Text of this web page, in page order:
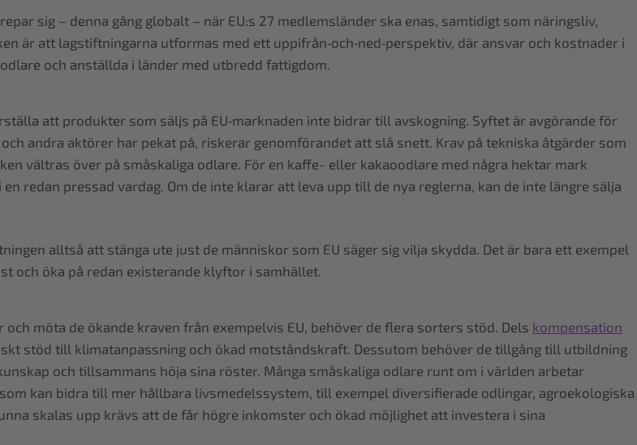
sig – denna gång globalt – när EU:s 27 medlemsländer ska enas, samtidigt som näringsliv,
är att lagstiftningarna utformas med ett uppifrån‑och‑ned‑perspektiv, där ansvar och kostnader i
och anställda i länder med utbredd fattigdom.
att produkter som säljs på EU‑marknaden inte bidrar till avskogning. Syftet är avgörande för
andra aktörer har pekat på, riskerar genomförandet att slå snett. Krav på tekniska åtgärder som
vältras över på småskaliga odlare. För en kaffe- eller kakaoodlare med några hektar mark
redan pressad vardag. Om de inte klarar att leva upp till de nya reglerna, kan de inte längre sälja
alltså att stänga ute just de människor som EU säger sig vilja skydda. Det är bara ett exempel
och öka på redan existerande klyftor i samhället.
möta de ökande kraven från exempelvis EU, behöver de flera sorters stöd. Dels kompensation
stöd till klimatanpassning och ökad motståndskraft. Dessutom behöver de tillgång till utbildning
och tillsammans höja sina röster. Många småskaliga odlare runt om i världen arbetar
kan bidra till mer hållbara livsmedelssystem, till exempel diversifierade odlingar, agroekologiska
skalas upp krävs att de får högre inkomster och ökad möjlighet att investera i sina